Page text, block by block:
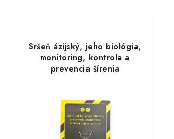
Sršeň ázijský, jeho biológia,
monitoring, kontrola a
prevencia šírenia